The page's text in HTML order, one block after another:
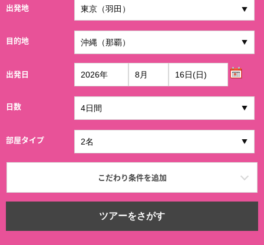
出発地
目的地
出発日
日数
部屋タイプ
こだわり条件を追加
ツアーをさがす